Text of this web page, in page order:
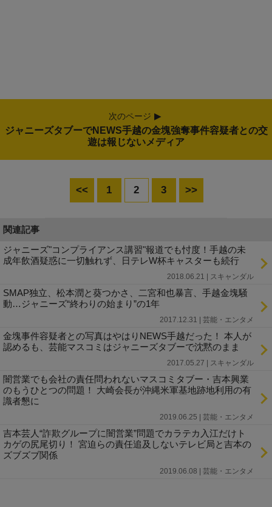
次のページ
ジャニーズタブーでNEWS手越の金塊強奪事件容疑者との交
遊は報じないメディア
<< 1 2 3 >>
関連記事
ジャニーズ"コンプライアンス講習"報道でも忖度！手越の未
成年飲酒疑惑に一切触れず、日テレW杯キャスターも続行
2018.06.21 | スキャンダル
SMAP独立、松本潤と葵つかさ、二宮和也暴言、手越金塊騒
動…ジャニーズ“終わりの始まり”の1年
2017.12.31 | 芸能・エンタメ
金塊事件容疑者との写真はやはりNEWS手越だった！ 本人が
認めるも、芸能マスコミはジャニーズタブーで沈黙のまま
2017.05.27 | スキャンダル
闇営業でも会社の責任問われないマスコミタブー・吉本興業
のもうひとつの問題！ 大崎会長が沖縄米軍基地跡地利用の有
識者懇に
2019.06.25 | 芸能・エンタメ
吉本芸人“詐欺グループに闇営業”問題でカラテカ入江だけト
カゲの尻尾切り！ 宮迫らの責任追及しないテレビ局と吉本の
ズブズブ関係
2019.06.08 | 芸能・エンタメ